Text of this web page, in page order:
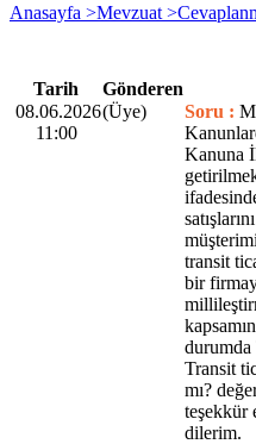
Anasayfa >Mevzuat >
Tarih
Gönderen
08.06.2026
11:00
(Üye) Soru :
Kanuna
transit
bir
Transit
mı?
teşekkür
dilerim.